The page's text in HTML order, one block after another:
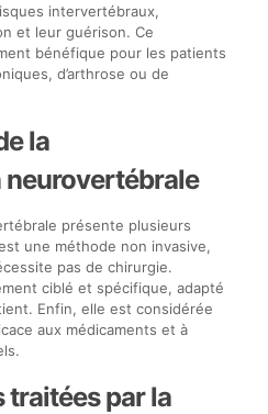
intervertébraux,
et leur guérison. Ce
bénéfique pour les patients
d’arthrose ou de
la
présente plusieurs
une méthode non invasive,
pas de chirurgie.
ciblé et spécifique, adapté
Enfin, elle est considérée
aux médicaments et à
traitées par la